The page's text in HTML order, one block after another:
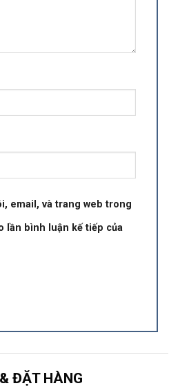
email, và trang web trong
lần bình luận kế tiếp của
ĐẶT HÀNG